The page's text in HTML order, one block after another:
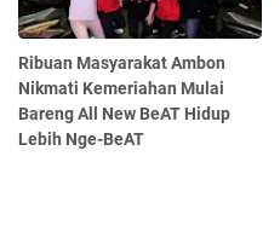
Ribuan Masyarakat Ambon
Nikmati Kemeriahan Mulai
Bareng All New BeAT Hidup
Lebih Nge-BeAT